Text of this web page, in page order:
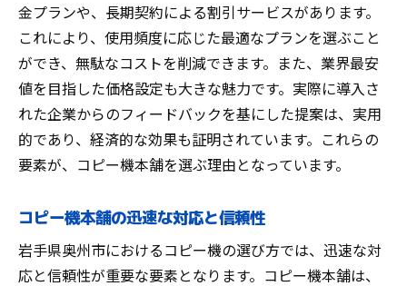
金プランや、長期契約による割引サービスがあります。
これにより、使用頻度に応じた最適なプランを選ぶこと
ができ、無駄なコストを削減できます。また、業界最安
値を目指した価格設定も大きな魅力です。実際に導入さ
れた企業からのフィードバックを基にした提案は、実用
的であり、経済的な効果も証明されています。これらの
要素が、コピー機本舗を選ぶ理由となっています。
コピー機本舗の迅速な対応と信頼性
岩手県奥州市におけるコピー機の選び方では、迅速な対
応と信頼性が重要な要素となります。コピー機本舗は、